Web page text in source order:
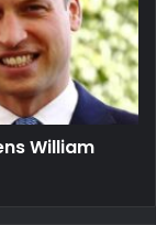
William